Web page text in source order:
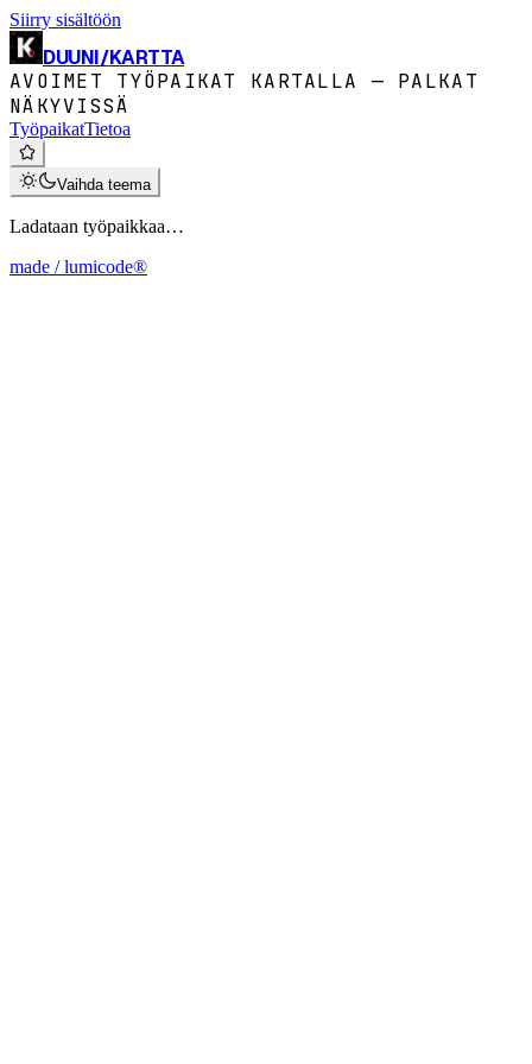
Siirry sisältöön
DUUNI/KARTTA
AVOIMET TYÖPAIKAT KARTALLA — PALKAT
NÄKYVISSÄ
TyöpaikatTietoa
Vaihda teema
Ladataan työpaikkaa…
made / lumicode®